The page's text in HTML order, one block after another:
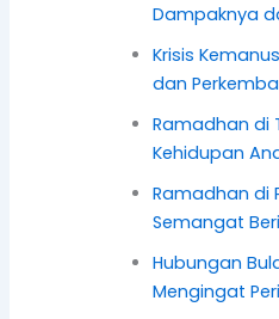
Dampaknya
Krisis
dan
Ramadhan di
Kehidupan
Ramadhan di
Semangat
Hubungan
Mengingat